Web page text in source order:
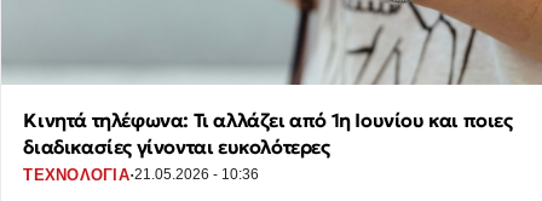
Κινητά τηλέφωνα: Τι αλλάζει από 1η Ιουνίου και ποιες
διαδικασίες γίνονται ευκολότερες
ΤΕΧΝΟΛΟΓΙΑ·21.05.2026 - 10:36